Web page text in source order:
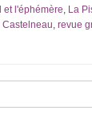
et l'éphémère, La
Castelneau, revue